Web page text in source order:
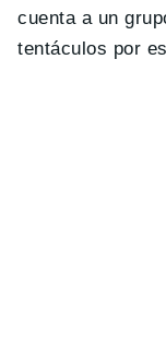
cuenta a un
tentáculos por